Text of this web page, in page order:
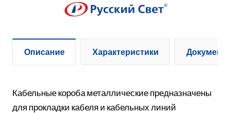
Описание Характеристики
Кабельные короба металлические предназначены
для прокладки кабеля и кабельных линий